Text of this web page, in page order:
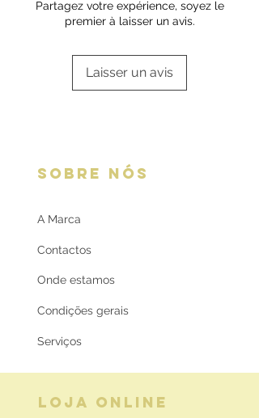
Partagez votre expérience, soyez le
premier à laisser un avis.
Laisser un avis
SOBRE NÓS
A Marca
Contactos
Onde estamos
Condições gerais
Serviços
LOJA ONLINE